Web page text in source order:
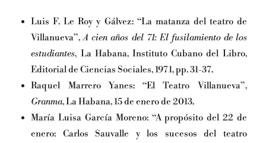
Luis F. Le Roy y Gálvez: “La matanza del teatro de
Villanueva”,A cien años del 71: El fusilamiento de los
estudiantes, La Habana, Instituto Cubano del Libro,
Editorial de Ciencias Sociales, 1971, pp. 31-37.
Raquel Marrero Yanes: “El Teatro Villanueva”,
Granma, La Habana, 15 de enero de 2013.
María Luisa García Moreno: “A propósito del 22 de
enero: Carlos Sauvalle y los sucesos del teatro